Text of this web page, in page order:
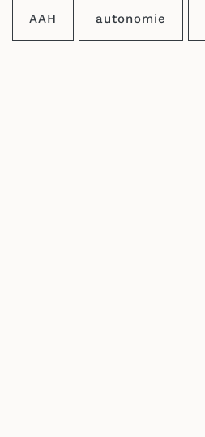
AAH autonomie